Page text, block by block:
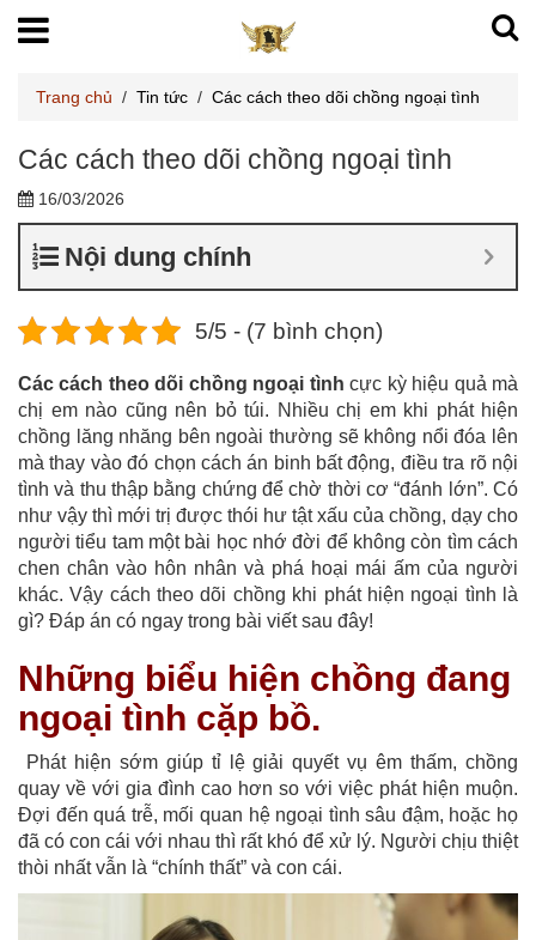
Trang chủ / Tin tức / Các cách theo dõi chồng ngoại tình
Các cách theo dõi chồng ngoại tình
16/03/2026
Nội dung chính
5/5 - (7 bình chọn)
Các cách theo dõi chồng ngoại tình cực kỳ hiệu quả mà
chị em nào cũng nên bỏ túi. Nhiều chị em khi phát hiện
chồng lăng nhăng bên ngoài thường sẽ không nổi đóa lên
mà thay vào đó chọn cách án binh bất động, điều tra rõ nội
tình và thu thập bằng chứng để chờ thời cơ “đánh lớn”. Có
như vậy thì mới trị được thói hư tật xấu của chồng, dạy cho
người tiểu tam một bài học nhớ đời để không còn tìm cách
chen chân vào hôn nhân và phá hoại mái ấm của người
khác. Vậy cách theo dõi chồng khi phát hiện ngoại tình là
gì? Đáp án có ngay trong bài viết sau đây!
Những biểu hiện chồng đang
ngoại tình cặp bồ.
Phát hiện sớm giúp tỉ lệ giải quyết vụ êm thấm, chồng
quay về với gia đình cao hơn so với việc phát hiện muộn.
Đợi đến quá trễ, mối quan hệ ngoại tình sâu đậm, hoặc họ
đã có con cái với nhau thì rất khó để xử lý. Người chịu thiệt
thòi nhất vẫn là “chính thất” và con cái.